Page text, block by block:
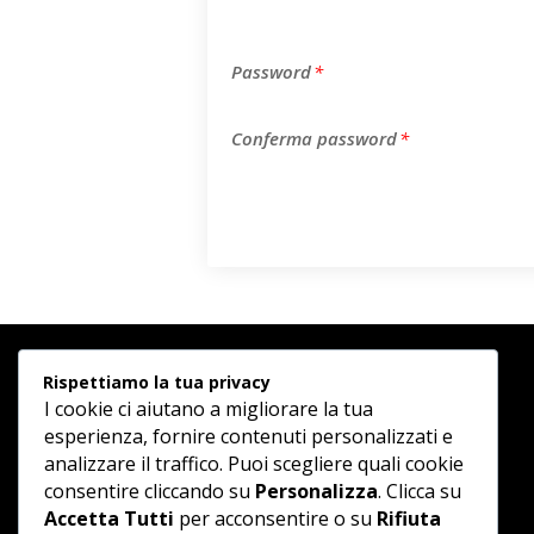
Password*
Conferma password*
Rispettiamo la tua privacy
I cookie ci aiutano a migliorare la tua
esperienza, fornire contenuti personalizzati e
analizzare il traffico. Puoi scegliere quali cookie
consentire cliccando su Personalizza. Clicca su
Accetta Tutti per acconsentire o su Rifiuta